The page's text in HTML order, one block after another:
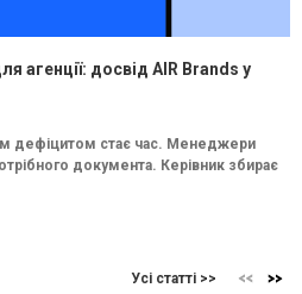
агенції: досвід AIR Brands у
дефіцитом стає час. Менеджери
документа. Керівник збирає
Усі статті >>